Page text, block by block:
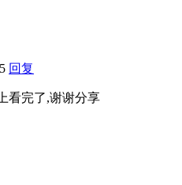
回复
看完了,谢谢分享